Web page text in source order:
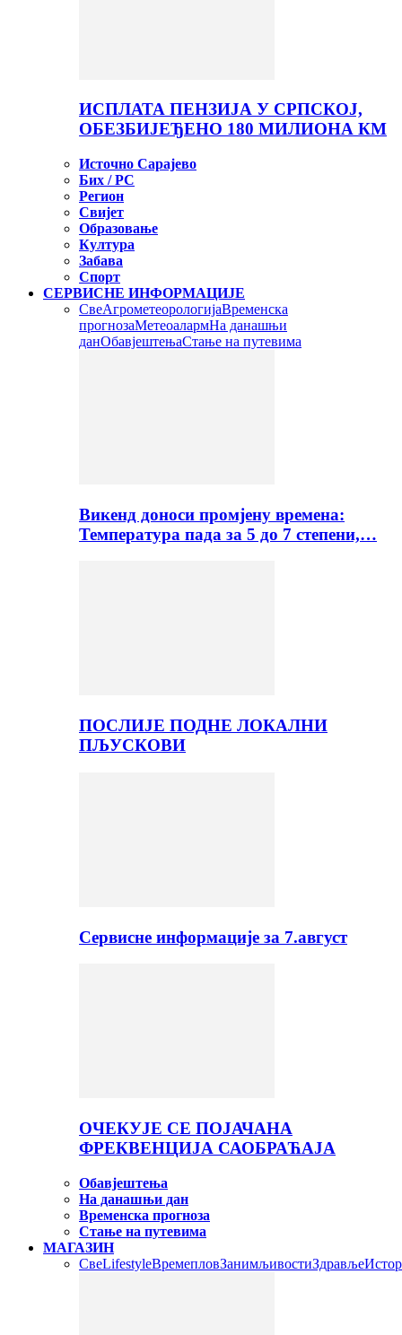
ИСПЛАТА ПЕНЗИЈА У СРПСКОЈ,
ОБЕЗБИЈЕЂЕНО 180 МИЛИОНА КМ
Источно Сарајево
Бих / РС
Регион
Свијет
Образовање
Култура
Забава
Спорт
СЕРВИСНЕ ИНФОРМАЦИЈЕ
СвеАгрометеорологијаВременска
прогнозаМетеоалармНа данашњи
данОбавјештењаСтање на путевима
Викенд доноси промјену времена:
Температура пада за 5 до 7 степени,…
ПОСЛИЈЕ ПОДНЕ ЛОКАЛНИ
ПЉУСКОВИ
Сервисне информације за 7.август
ОЧЕКУЈЕ СЕ ПОЈАЧАНА
ФРЕКВЕНЦИЈА САОБРАЋАЈА
Обавјештења
На данашњи дан
Временска прогноза
Стање на путевима
МАГАЗИН
СвеLifestyleВремепловЗанимљивостиЗдравље